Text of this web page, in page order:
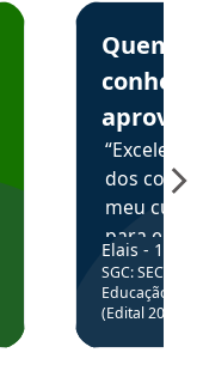
Concursos em
Estudante
Quem
aprova
dos
meu
para
colocar
através
de
Elais - 15/
SGC: SEC BA
Educação
(Edital